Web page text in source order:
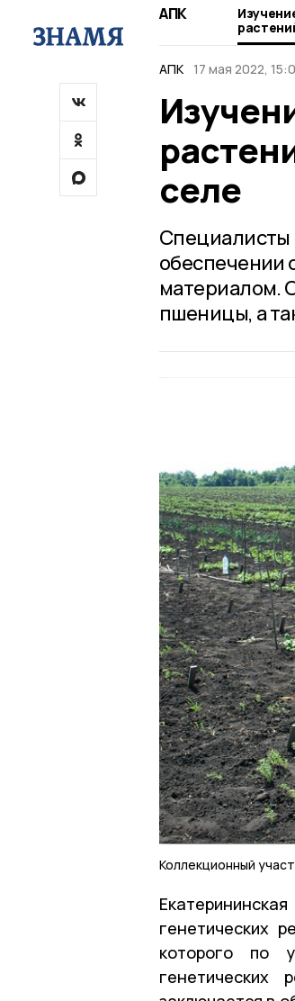
АПК
селе
АПК 17 мая 2022,
селе
Специалисты
обеспечении
материалом.
пшеницы, а
Коллекционный
генетических
которого по
генетических